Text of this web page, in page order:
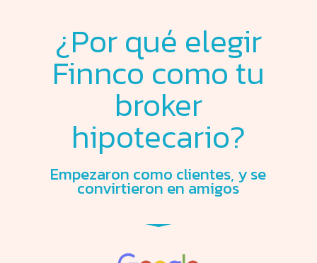
¿Por qué elegir
Finnco como tu
broker
hipotecario?
Empezaron como clientes, y se
convirtieron en amigos